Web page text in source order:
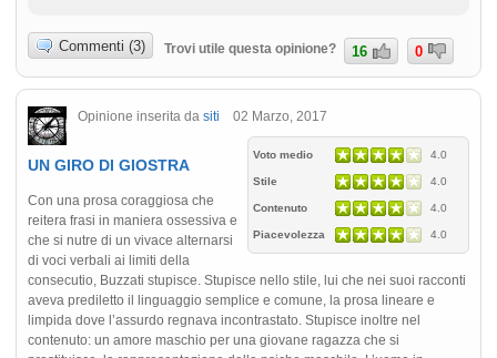
Commenti (3) Trovi utile questa opinione? 16 0
Opinione inserita da siti 02 Marzo, 2017
Voto medio 4.0
Stile 4.0
Contenuto 4.0
Piacevolezza 4.0
UN GIRO DI GIOSTRA
Con una prosa coraggiosa che
reitera frasi in maniera ossessiva e
che si nutre di un vivace alternarsi
di voci verbali ai limiti della
consecutio, Buzzati stupisce. Stupisce nello stile, lui che nei suoi racconti
aveva prediletto il linguaggio semplice e comune, la prosa lineare e
limpida dove l’assurdo regnava incontrastato. Stupisce inoltre nel
contenuto: un amore maschio per una giovane ragazza che si